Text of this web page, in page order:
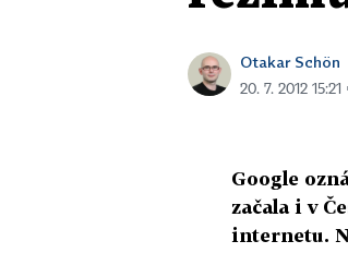
Otakar Schön
20. 7. 2012
Google
začala i v
internetu.